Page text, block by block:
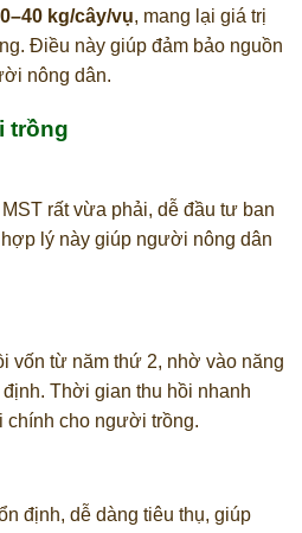
kg/cây/vụ, mang lại giá trị
Điều này giúp đảm bảo nguồn
nông dân.
trồng
rất vừa phải, dễ đầu tư ban
lý này giúp người nông dân
vốn từ năm thứ 2, nhờ vào năng
Thời gian thu hồi nhanh
chính cho người trồng.
định, dễ dàng tiêu thụ, giúp